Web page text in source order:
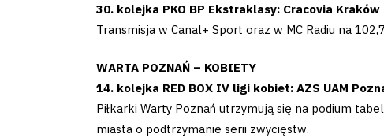
30. kolejka PKO BP Ekstraklasy: Cracovia
Transmisja w Canal+ Sport oraz w MC Radiu na
WARTA POZNAŃ – KOBIETY
14. kolejka RED BOX IV ligi kobiet: AZS UAM
Piłkarki Warty Poznań utrzymują się na podium
miasta o podtrzymanie serii zwycięstw.